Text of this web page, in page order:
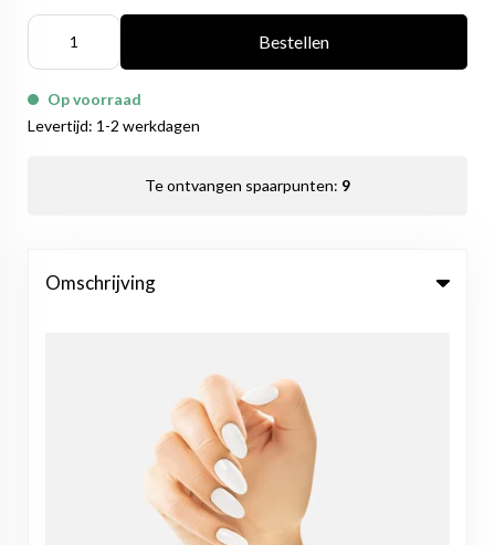
Bestellen
Op voorraad
Levertijd: 1-2 werkdagen
Te ontvangen spaarpunten: 9
Omschrijving